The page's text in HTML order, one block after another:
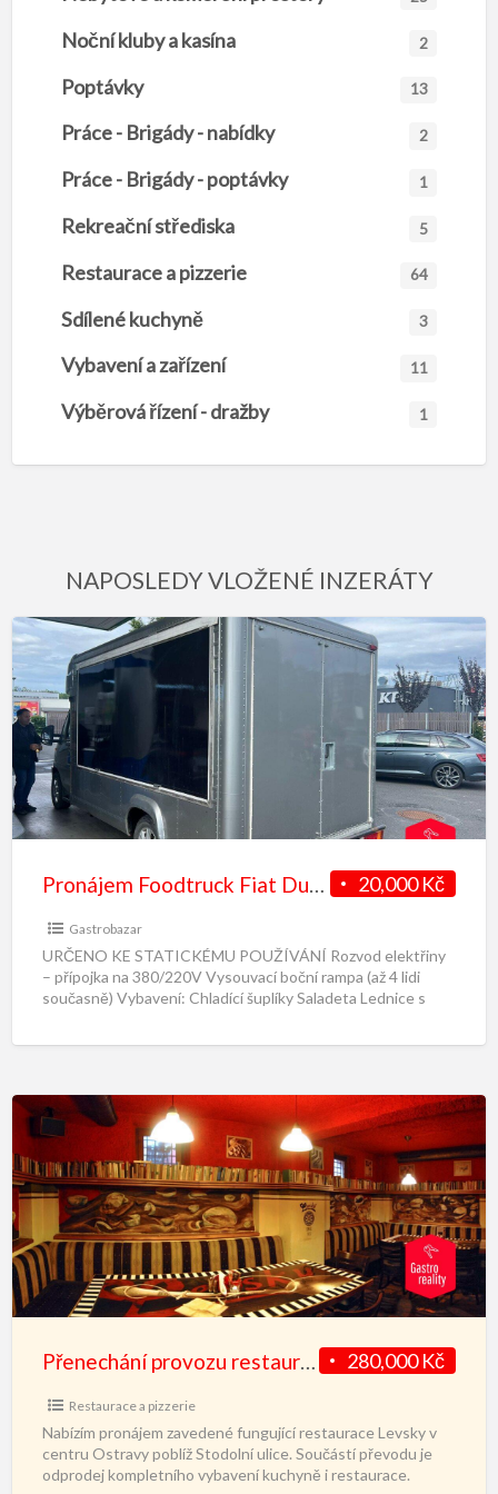
Noční kluby a kasína 2
Poptávky 13
Práce - Brigády - nabídky 2
Práce - Brigády - poptávky 1
Rekreační střediska 5
Restaurace a pizzerie 64
Sdílené kuchyně 3
Vybavení a zařízení 11
Výběrová řízení - dražby 1
NAPOSLEDY VLOŽENÉ INZERÁTY
20,000 Kč
Gastrobazar
URČENO KE STATICKÉMU POUŽÍVÁNÍ Rozvod elektřiny
– přípojka na 380/220V Vysouvací boční rampa (až 4 lidi
současně) Vybavení: Chladící šuplíky Saladeta Lednice s
280,000 Kč
Přenechání provozu restaurace
Restaurace a pizzerie
Nabízím pronájem zavedené fungující restaurace Levsky v
centru Ostravy poblíž Stodolní ulice. Součástí převodu je
odprodej kompletního vybavení kuchyně i restaurace.